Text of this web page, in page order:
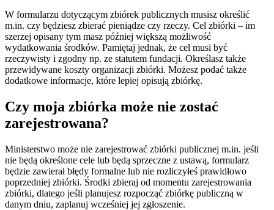
W formularzu dotyczącym zbiórek publicznych musisz określić
m.in. czy będziesz zbierać pieniądze czy rzeczy. Cel zbiórki – im
szerzej opisany tym masz później większą możliwość
wydatkowania środków. Pamiętaj jednak, że cel musi być
rzeczywisty i zgodny np. ze statutem fundacji. Określasz także
przewidywane koszty organizacji zbiórki. Możesz podać także
dodatkowe informacje, które lepiej opisują zbiórkę.
Czy moja zbiórka może nie zostać
zarejestrowana?
Ministerstwo może nie zarejestrować zbiórki publicznej m.in. jeśli
nie będą określone cele lub będą sprzeczne z ustawą, formularz
będzie zawierał błędy formalne lub nie rozliczyłeś prawidłowo
poprzedniej zbiórki. Środki zbieraj od momentu zarejestrowania
zbiórki, dlatego jeśli planujesz rozpocząć zbiórkę publiczną w
danym dniu, zaplanuj wcześniej jej zgłoszenie.